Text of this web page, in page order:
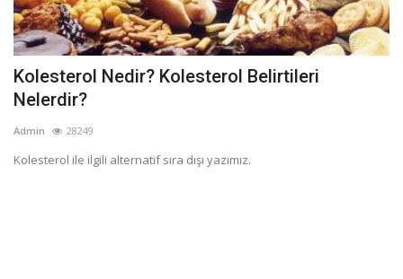
Kolesterol Nedir? Kolesterol Belirtileri
Nelerdir?
Admin 28249
Kolesterol ile ilgili alternatif sıra dışı yazımız.